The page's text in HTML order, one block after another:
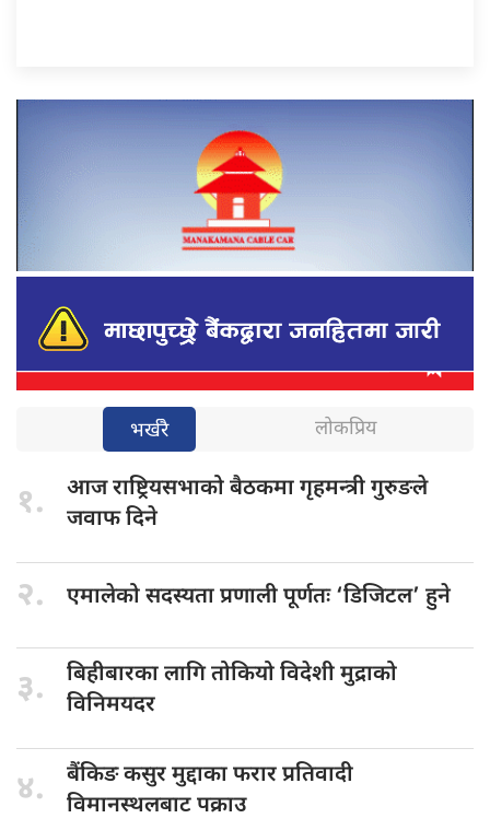
भर्खरै लोकप्रिय
१. आज राष्ट्रियसभाकोबैठकमा गृहमन्त्री गुरुङले
जवाफ दिने
२. एमालेको सदस्यताप्रणाली पूर्णतः ‘डिजिटल’ हुने
३. बिहीबारका लागितोकियो विदेशी मुद्राको
विनिमयदर
४. बैंकिङ कसुरमुद्दाका फरार प्रतिवादी
विमानस्थलबाट पक्राउ